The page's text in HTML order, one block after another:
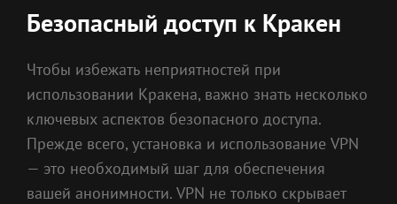
Безопасный доступ к Кракен
Чтобы избежать неприятностей при
использовании Кракена, важно знать несколько
ключевых аспектов безопасного доступа.
Прежде всего, установка и использование VPN
— это необходимый шаг для обеспечения
вашей анонимности. VPN не только скрывает